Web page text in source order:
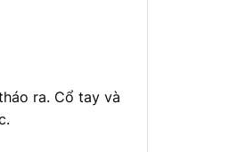
ra. Cổ tay và